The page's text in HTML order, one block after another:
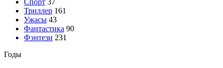
Триллер 161
Ужасы 43
Фантастика 90
Фэнтези 231
Годы